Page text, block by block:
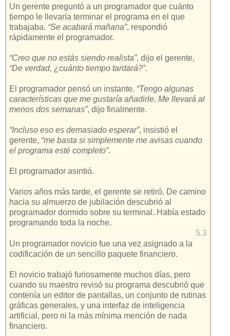
Un gerente preguntó a un programador que cuánto
tiempo le llevaría terminar el programa en el que
trabajaba. “Se acabará mañana”, respondió
rápidamente el programador.
“Creo que no estás siendo realista”, dijo el gerente,
“De verdad, ¿cuánto tiempo tardará?”.
El programador pensó un instante. “Tengo algunas
características que me gustaría añadirle. Me llevará al
menos dos semanas”, dijo finalmente.
“Incluso eso es demasiado esperar”, insistió el
gerente, “me basta si simplemente me avisas cuando
el programa esté completo”.
El programador asintió.
Varios años más tarde, el gerente se retiró. De camino
hacia su almuerzo de jubilación descubrió al
programador dormido sobre su terminal. Había estado
programando toda la noche.
5.3
Un programador novicio fue una vez asignado a la
codificación de un sencillo paquete financiero.
El novicio trabajó furiosamente muchos días, pero
cuando su maestro revisó su programa descubrió que
contenía un editor de pantallas, un conjunto de rutinas
gráficas generales, y una interfaz de inteligencia
artificial, pero ni la más mínima mención de nada
financiero.